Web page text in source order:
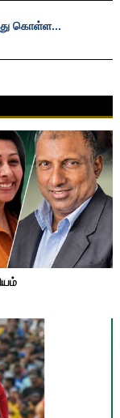
கொள்ள...